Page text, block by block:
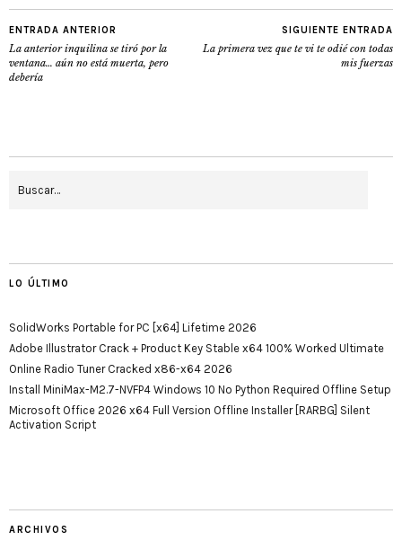
ENTRADA ANTERIOR
La anterior inquilina se tiró por la
ventana… aún no está muerta, pero
debería
SIGUIENTE ENTRADA
La primera vez que te vi te odié con todas
mis fuerzas
LO ÚLTIMO
SolidWorks Portable for PC [x64] Lifetime 2026
Adobe Illustrator Crack + Product Key Stable x64 100% Worked Ultimate
Online Radio Tuner Cracked x86-x64 2026
Install MiniMax-M2.7-NVFP4 Windows 10 No Python Required Offline Setup
Microsoft Office 2026 x64 Full Version Offline Installer [RARBG] Silent
Activation Script
ARCHIVOS